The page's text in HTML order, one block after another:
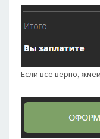
Если все верно,